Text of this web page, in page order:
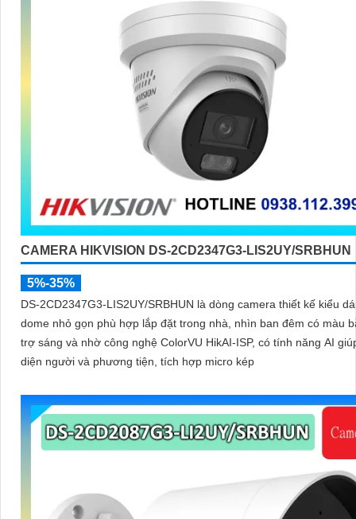
CAMERA HIKVISION DS-2CD2347G3-LIS2UY/SRBHUN
5%-35%
DS-2CD2347G3-LIS2UY/SRBHUN là dòng camera thiết kế kiểu
dome nhỏ gọn phù hợp lắp đặt trong nhà, nhìn ban đêm có màu
trợ sáng và nhờ công nghệ ColorVU HikAI-ISP, có tính năng AI
diện người và phương tiện, tích hợp micro kép